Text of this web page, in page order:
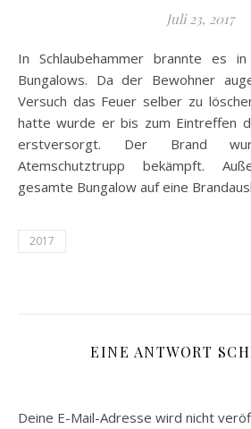
Juli 23, 2017
In Schlaubehammer brannte es in einem Keller eines
Bungalows. Da der Bewohner
Versuch das Feuer selber zu
hatte wurde er bis zum Eintreffen
erstversorgt. Der Brand
Atemschutztrupp bekämpft.
gesamte Bungalow auf eine
2017
EINE ANTWORT
Deine E-Mail-Adresse wird nicht